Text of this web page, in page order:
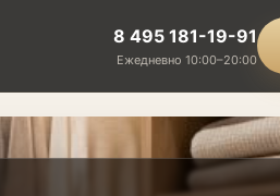
8 495 181-19-91
Ежедневно 10:00–20:00